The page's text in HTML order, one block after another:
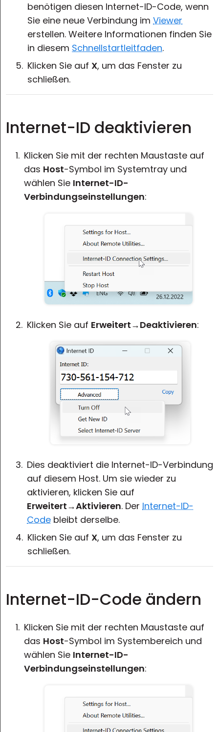
benötigen diesen Internet-ID-Code, wenn
Sie eine neue Verbindung im Viewer
erstellen. Weitere Informationen finden Sie
in diesem Schnellstartleitfaden.
Klicken Sie auf X, um das Fenster zu
schließen.
Internet-ID deaktivieren
Klicken Sie mit der rechten Maustaste auf
das Host-Symbol im Systemtray und
wählen Sie Internet-ID-
Verbindungseinstellungen:
Klicken Sie auf Erweitert→Deaktivieren:
Dies deaktiviert die Internet-ID-Verbindung
auf diesem Host. Um sie wieder zu
aktivieren, klicken Sie auf
Erweitert→Aktivieren. Der Internet-ID-
Code bleibt derselbe.
Klicken Sie auf X, um das Fenster zu
schließen.
Internet-ID-Code ändern
Klicken Sie mit der rechten Maustaste auf
das Host-Symbol im Systembereich und
wählen Sie Internet-ID-
Verbindungseinstellungen: